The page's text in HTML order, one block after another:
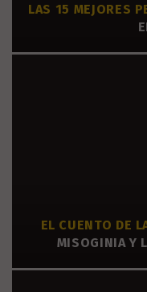
LAS 15 MEJORES
EL CUENTO DE
MISOGINIA Y